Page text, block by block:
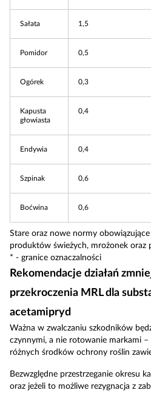
Sałata 1,5
Pomidor 0,5
Ogórek 0,3
Kapusta
głowiasta
0,4
Endywia 0,4
Szpinak 0,6
Boćwina 0,6
Stare oraz nowe normy
produktów świeżych, mrożonek oraz
* - granice oznaczalności
Rekomendacje działań
przekroczenia MRL dla
acetamipryd
Ważna w zwalczaniu szkodników
czynnymi, a nie rotowanie markami
różnych środków ochrony roślin
Bezwzględne przestrzeganie okresu
oraz jeżeli to możliwe rezygnacja z